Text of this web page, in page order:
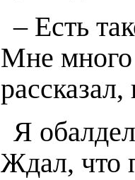
– Есть
Мне
Я
Ждал, что